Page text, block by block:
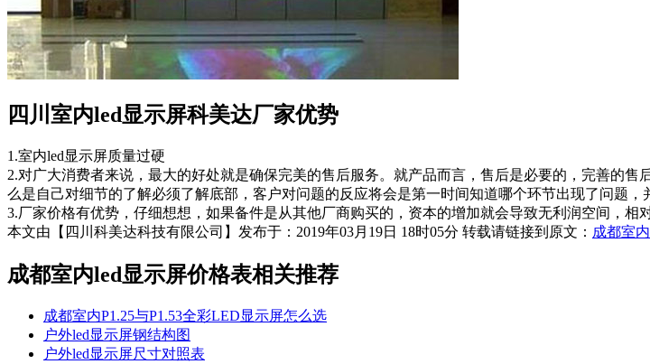
四川室内led显示屏科美达厂家优势
1.室内led显示屏质量过硬
2.对广大消费者来说，最大的好处就是确保完美的售后服务。就产品而言，售后是必要的，完善的
么是自己对细节的了解必须了解底部，客户对问题的反应将会是第一时间知道哪个环节出现了问题，
3.厂家价格有优势，仔细想想，如果备件是从其他厂商购买的，资本的增加就会导致无利润空间，相
本文由【四川科美达科技有限公司】发布于：2019年03月19日 18时05分 转载请链接到原文： 成都室
成都室内led显示屏价格表相关推荐
成都室内P1.25与P1.53全彩LED显示屏怎么选
户外led显示屏钢结构图
户外led显示屏尺寸对照表